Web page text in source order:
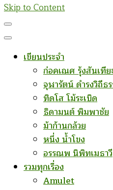
Skip to Content
เขียนประจำ
ก่อคเณศ รุ้งสันเทีย
จุฬารัตน์ ดำรงวิถีธ
ทิดโส โม้ระเบิด
ธิดามนต์ พิมพาชัย
ม้าก้านกล้วย
หนึ่ง น้ำโขง
อรรณพ นิพิทเมธาวี
รวมทุกเรื่อง
Amulet